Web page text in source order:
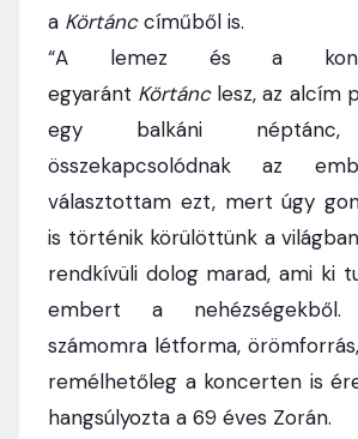
a Körtánccíműből is.
“A lemez és a
egyaránt Körtánc lesz, az alcím
egy balkáni néptánc,
összekapcsolódnak az
választottam ezt, mert úgy
is történik körülöttünk a
rendkívüli dolog marad, ami ki
embert a
számomra létforma,
remélhetőleg a koncerten is
hangsúlyozta a 69 éves Zorán.